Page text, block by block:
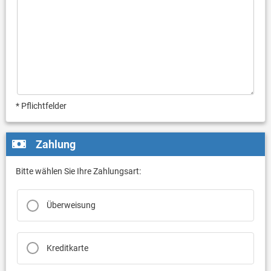
* Pflichtfelder
Zahlung
Bitte wählen Sie Ihre Zahlungsart:
Überweisung
Kreditkarte